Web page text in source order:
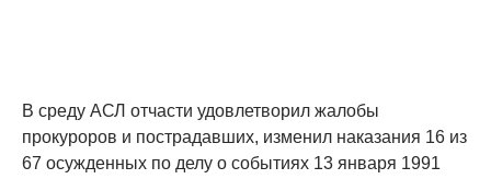
В среду АСЛ отчасти удовлетворил жалобы
прокуроров и пострадавших, изменил наказания 16 из
67 осужденных по делу о событиях 13 января 1991